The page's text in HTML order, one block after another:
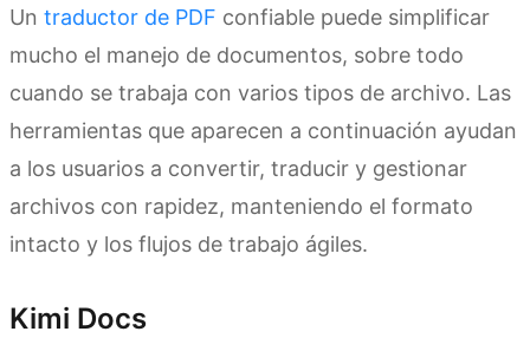
Un traductor de PDF confiable puede simplificar
mucho el manejo de documentos, sobre todo
cuando se trabaja con varios tipos de archivo. Las
herramientas que aparecen a continuación ayudan
a los usuarios a convertir, traducir y gestionar
archivos con rapidez, manteniendo el formato
intacto y los flujos de trabajo ágiles.
Kimi Docs